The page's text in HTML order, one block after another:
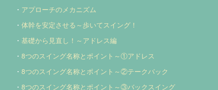
・ アプローチのメカニズム
・ 体幹を安定させる～歩いてスイング！
・ 基礎から見直し！～アドレス編
・ 8つのスイング名称とポイント～①アドレス
・ 8つのスイング名称とポイント～②テークバック
・ 8つのスイング名称とポイント～③バックスイング